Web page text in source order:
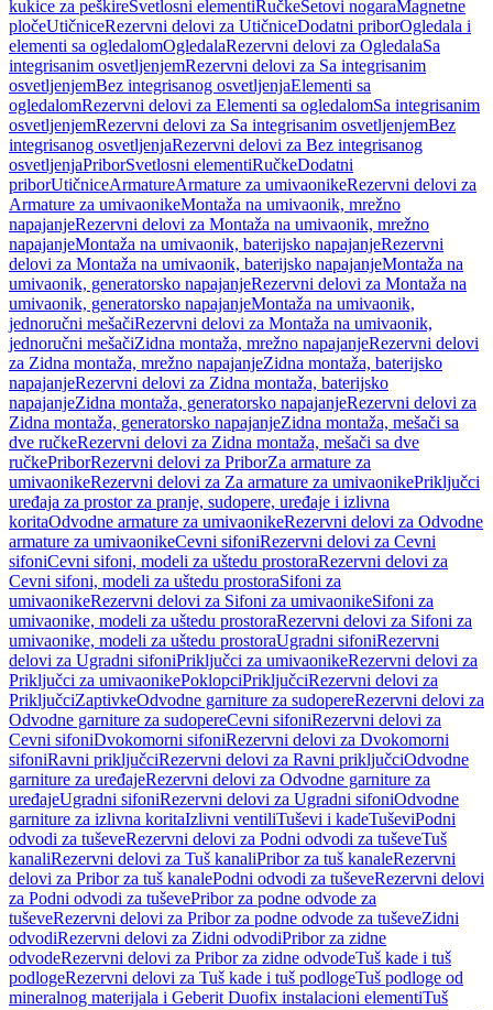
kukice za peškireSvetlosni elementiRučkeSetovi nogaraMagnetne
pločeUtičniceRezervni delovi za UtičniceDodatni priborOgledala i
elementi sa ogledalomOgledalaRezervni delovi za OgledalaSa
integrisanim osvetljenjemRezervni delovi za Sa integrisanim
osvetljenjemBez integrisanog osvetljenjaElementi sa
ogledalomRezervni delovi za Elementi sa ogledalomSa integrisanim
osvetljenjemRezervni delovi za Sa integrisanim osvetljenjemBez
integrisanog osvetljenjaRezervni delovi za Bez integrisanog
osvetljenjaPriborSvetlosni elementiRučkeDodatni
priborUtičniceArmatureArmature za umivaonikeRezervni delovi za
Armature za umivaonikeMontaža na umivaonik, mrežno
napajanjeRezervni delovi za Montaža na umivaonik, mrežno
napajanjeMontaža na umivaonik, baterijsko napajanjeRezervni
delovi za Montaža na umivaonik, baterijsko napajanjeMontaža na
umivaonik, generatorsko napajanjeRezervni delovi za Montaža na
umivaonik, generatorsko napajanjeMontaža na umivaonik,
jednoručni mešačiRezervni delovi za Montaža na umivaonik,
jednoručni mešačiZidna montaža, mrežno napajanjeRezervni delovi
za Zidna montaža, mrežno napajanjeZidna montaža, baterijsko
napajanjeRezervni delovi za Zidna montaža, baterijsko
napajanjeZidna montaža, generatorsko napajanjeRezervni delovi za
Zidna montaža, generatorsko napajanjeZidna montaža, mešači sa
dve ručkeRezervni delovi za Zidna montaža, mešači sa dve
ručkePriborRezervni delovi za PriborZa armature za
umivaonikeRezervni delovi za Za armature za umivaonikePriključci
uređaja za prostor za pranje, sudopere, uređaje i izlivna
koritaOdvodne armature za umivaonikeRezervni delovi za Odvodne
armature za umivaonikeCevni sifoniRezervni delovi za Cevni
sifoniCevni sifoni, modeli za uštedu prostoraRezervni delovi za
Cevni sifoni, modeli za uštedu prostoraSifoni za
umivaonikeRezervni delovi za Sifoni za umivaonikeSifoni za
umivaonike, modeli za uštedu prostoraRezervni delovi za Sifoni za
umivaonike, modeli za uštedu prostoraUgradni sifoniRezervni
delovi za Ugradni sifoniPriključci za umivaonikeRezervni delovi za
Priključci za umivaonikePoklopciPriključciRezervni delovi za
PriključciZaptivkeOdvodne garniture za sudopereRezervni delovi za
Odvodne garniture za sudopereCevni sifoniRezervni delovi za
Cevni sifoniDvokomorni sifoniRezervni delovi za Dvokomorni
sifoniRavni priključciRezervni delovi za Ravni priključciOdvodne
garniture za uređajeRezervni delovi za Odvodne garniture za
uređajeUgradni sifoniRezervni delovi za Ugradni sifoniOdvodne
garniture za izlivna koritaIzlivni ventiliTuševi i kadeTuševiPodni
odvodi za tuševeRezervni delovi za Podni odvodi za tuševeTuš
kanaliRezervni delovi za Tuš kanaliPribor za tuš kanaleRezervni
delovi za Pribor za tuš kanalePodni odvodi za tuševeRezervni delovi
za Podni odvodi za tuševePribor za podne odvode za
tuševeRezervni delovi za Pribor za podne odvode za tuševeZidni
odvodiRezervni delovi za Zidni odvodiPribor za zidne
odvodeRezervni delovi za Pribor za zidne odvodeTuš kade i tuš
podlogeRezervni delovi za Tuš kade i tuš podlogeTuš podloge od
mineralnog materijala i Geberit Duofix instalacioni elementiTuš